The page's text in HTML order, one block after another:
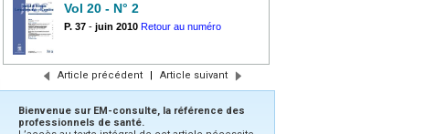
Vol 20 - N° 2
P. 37 - juin 2010 Retour au numéro
Article précédent | Article suivant
Bienvenue sur EM-consulte, la référence des
professionnels de santé.